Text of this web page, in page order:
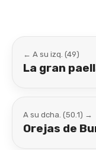
← A su izq. (49)
La gran
A su dcha. (50.1) →
Orejas de